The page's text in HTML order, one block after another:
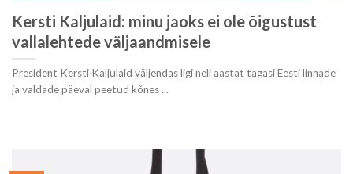
Kersti Kaljulaid: minu jaoks ei ole õigustust
vallalehtede väljaandmisele
President Kersti Kaljulaid väljendas ligi neli aastat tagasi Eesti linnade
ja valdade päeval peetud kõnes ...